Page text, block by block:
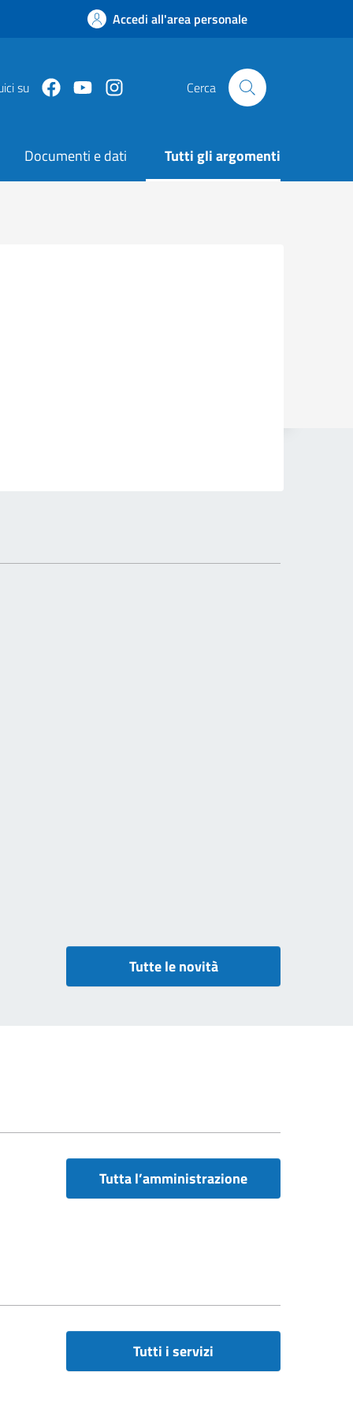
Accedi all'area personale
su FacebookYoutubeInstagram Cerca
Documenti e dati Tutti gli argomenti
Tutte le novità
Tutta l’amministrazione
Tutti i servizi